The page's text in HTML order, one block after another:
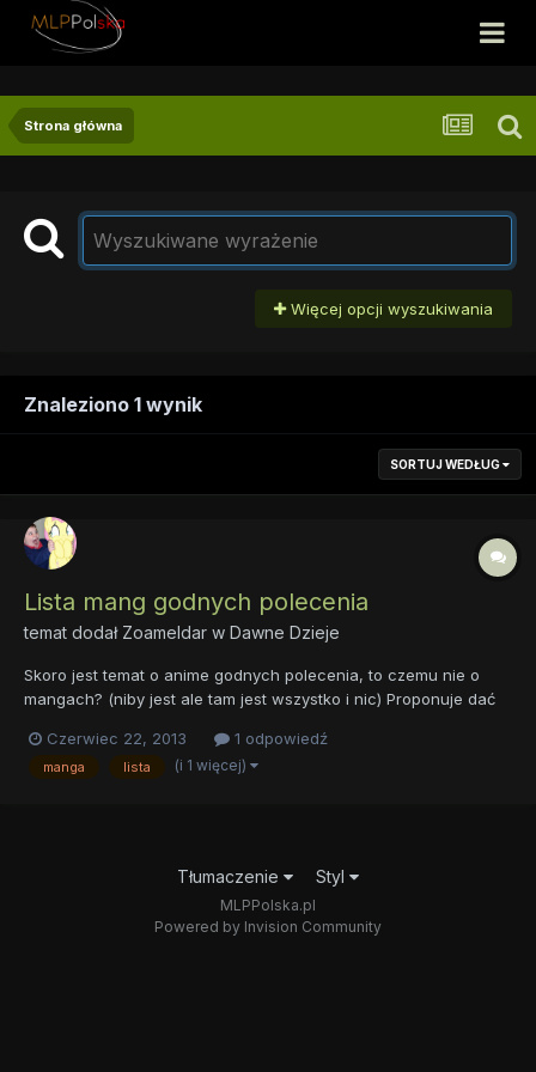
Strona główna
Więcej opcji wyszukiwania
Znaleziono 1 wynik
SORTUJ WEDŁUG
Lista mang godnych polecenia
temat dodał Zoameldar w Dawne Dzieje
Skoro jest temat o anime godnych polecenia, to czemu nie o
mangach? (niby jest ale tam jest wszystko i nic) Proponuje dać
krótkim wyjaśnieniem czemu, bądź o czym jest. Na początek od
siebie dam: Berserk - oczywiście - mroczny świat,...
Czerwiec 22, 2013 1 odpowiedź
manga lista (i 1 więcej)
Tłumaczenie Styl
MLPPolska.pl
Powered by Invision Community